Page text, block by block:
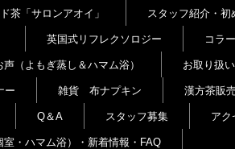
茶「サロンアオイ」 スタッフ紹介・初
英国式リフレクソロジー コラ
声（よもぎ蒸し＆ハマム浴） お取り扱
ー 雑貨 布ナプキン 漢方茶販売
Q＆A スタッフ募集 アク
室・ハマム浴）・新着情報・FAQ